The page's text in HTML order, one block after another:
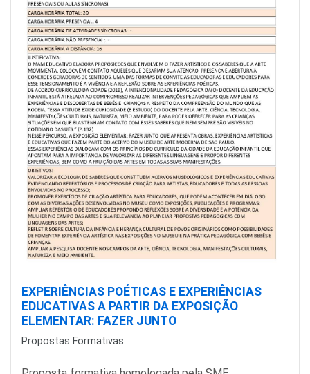
EXPERIÊNCIAS POÉTICAS E EXPERIÊNCIAS
EDUCATIVAS A PARTIR DA EXPOSIÇÃO
ELEMENTAR: FAZER JUNTO
Propostas Formativas